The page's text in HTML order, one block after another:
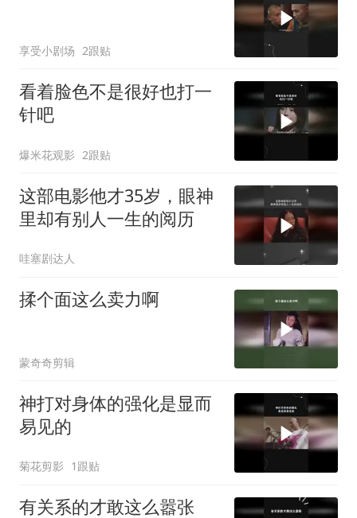
享受小剧场 2跟贴
看着脸色不是很好也打一
针吧
爆米花观影 2跟贴
这部电影他才35岁，眼神
里却有别人一生的阅历
哇塞剧达人
揉个面这么卖力啊
蒙奇奇剪辑
神打对身体的强化是显而
易见的
菊花剪影 1跟贴
有关系的才敢这么嚣张